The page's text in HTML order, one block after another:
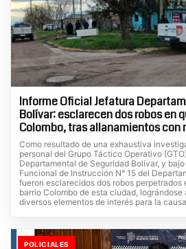
Informe Oficial Jefatura
Bolívar: esclarecen dos robos en
Colombo, tras allanamientos
Como resultado de una exhaustiva
personal del Grupo Táctico Operativo
Departamental de Seguridad Bolívar, y
Funcional de Instrucción N° 15 del
fueron esclarecidos dos robos perpetrados
barrio Colombo de esta ciudad,
diversos elementos de interés para la
POLICIALES